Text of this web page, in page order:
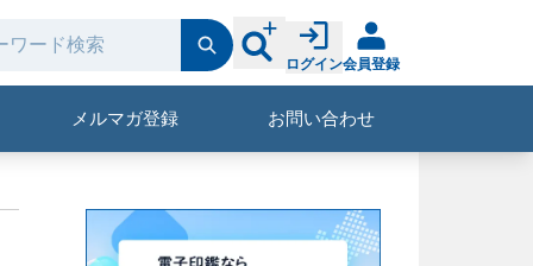
ログイン会員登録
メルマガ登録 お問い合わせ